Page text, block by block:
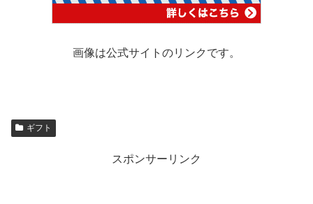
画像は公式サイトのリンクです。
ギフト
スポンサーリンク